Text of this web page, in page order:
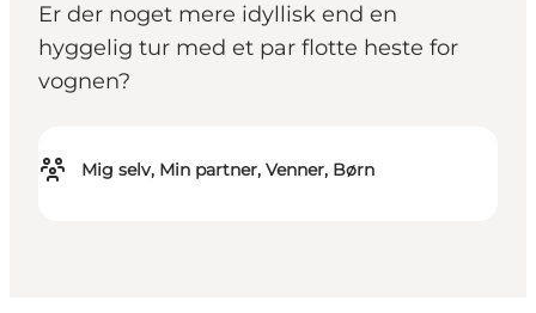
Er der noget mere idyllisk end en
hyggelig tur med et par flotte heste for
vognen?
Mig selv, Min partner, Venner, Børn